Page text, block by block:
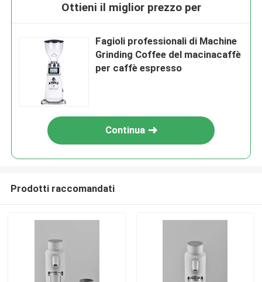
Ottieni il miglior prezzo per
Fagioli professionali di Machine
Grinding Coffee del macinacaffè
per caffè espresso
Continua
Prodotti raccomandati